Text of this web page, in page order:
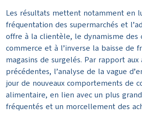
Les résultats mettent notamment en
fréquentation des supermarchés et
offre à la clientèle, le dynamisme des
commerce et à l’inverse la baisse de
magasins de surgelés. Par rapport aux
précédentes, l’analyse de la vague
jour de nouveaux comportements de
alimentaire, en lien avec un plus
fréquentés et un morcellement des